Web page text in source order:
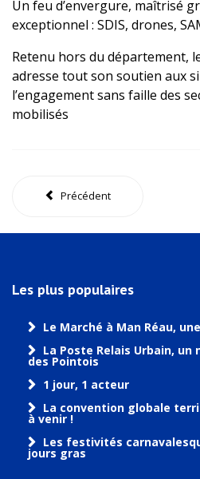
Un feu d’envergure, maîtrisé
exceptionnel : SDIS, drones,
Retenu hors du département,
adresse tout son soutien aux
l’engagement sans faille des
mobilisés
Précédent
Les plus populaires
Le Marché à Man Réau,
La Poste Relais Urbain,
des Pointois
1 jour, 1 acteur
La convention globale
à venir !
Les festivités
jours gras